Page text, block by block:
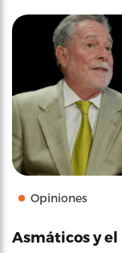
Opiniones
Asmáticos y